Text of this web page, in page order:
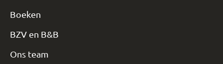
Boeken
BZV en B&B
Ons team